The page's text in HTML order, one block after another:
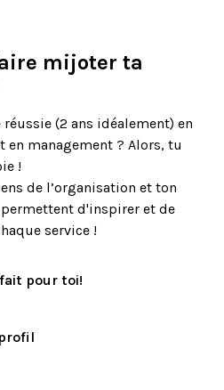
mijoter ta
réussie (2 ans idéalement) en
en management ? Alors, tu
!
de l’organisation et ton
d'inspirer et de
service !
pour toi!